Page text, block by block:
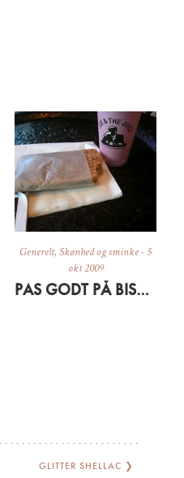
Generelt,Skønhed og sminke-5
okt 2009
PAS GODT PÅ BISSERNE OG HUDEN
GLITTER SHELLAC ❯